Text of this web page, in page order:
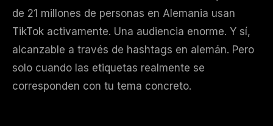
de 21 millones de personas en Alemania usan
TikTok activamente. Una audiencia enorme. Y sí,
alcanzable a través de hashtags en alemán. Pero
solo cuando las etiquetas realmente se
corresponden con tu tema concreto.